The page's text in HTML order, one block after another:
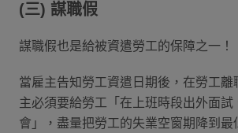
(三) 謀職假
謀職假也是給被資遣勞工的保障之一！
當雇主告知勞工資遣日期後，在勞工離
主必須要給勞工「在上班時段出外面試
會」，盡量把勞工的失業空窗期降到最